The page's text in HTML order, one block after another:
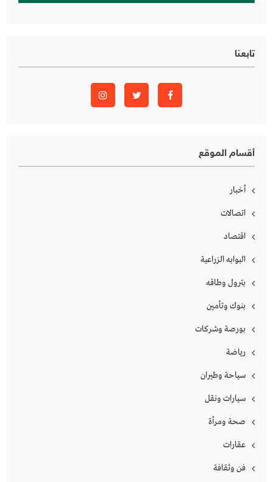
تابعنا
أقسام الموقع
أخبار
اتصالات
اقتصاد
البوابه الزراعية
بترول وطاقه
بنوك وتأمين
بورصة وشركات
رياضة
سياحة وطيران
سيارات ونقل
صحة ومرأة
عقارات
فن وثقافة